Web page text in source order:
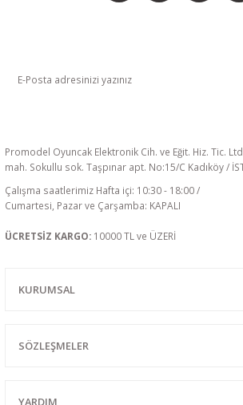
Promodel Oyuncak Elektronik Cih. ve Eğit. Hiz. Tic.
mah. Sokullu sok. Taşpınar apt. No:15/C Kadıköy /
Çalışma saatlerimiz Hafta içi: 10:30 - 18:00 /
Cumartesi, Pazar ve Çarşamba: KAPALI
ÜCRETSİZ KARGO: 10000 TL ve ÜZERİ
KURUMSAL
SÖZLEŞMELER
YARDIM